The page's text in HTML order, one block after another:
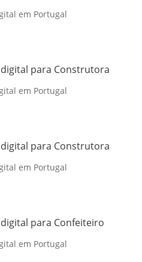
em Portugal
para Construtora
em Portugal
para Construtora
em Portugal
para Confeiteiro
em Portugal